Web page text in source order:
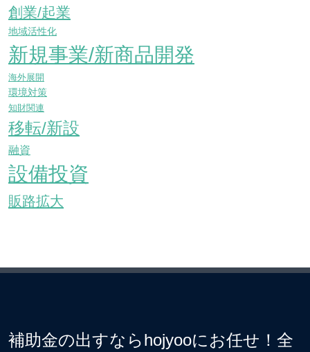
創業/起業
地域活性化
新規事業/新商品開発
海外展開
環境対策
知財関連
移転/新設
融資
設備投資
販路拡大
補助金の出すならhojyooにお任せ！全